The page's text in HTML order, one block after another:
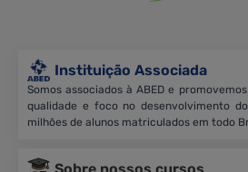
Instituição Associada
Somos associados à ABED e
qualidade e foco no desenvolvimento
milhões de alunos matriculados em todo